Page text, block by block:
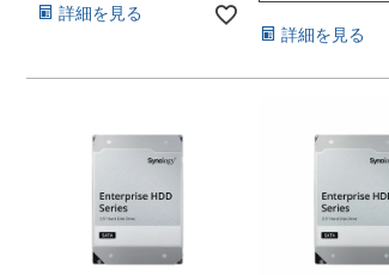
詳細を見る
詳細を見る